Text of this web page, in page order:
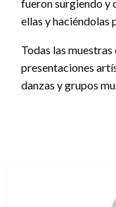
fueron surgiendo y
ellas y haciéndolas
Todas las
presentaciones
danzas y grupos